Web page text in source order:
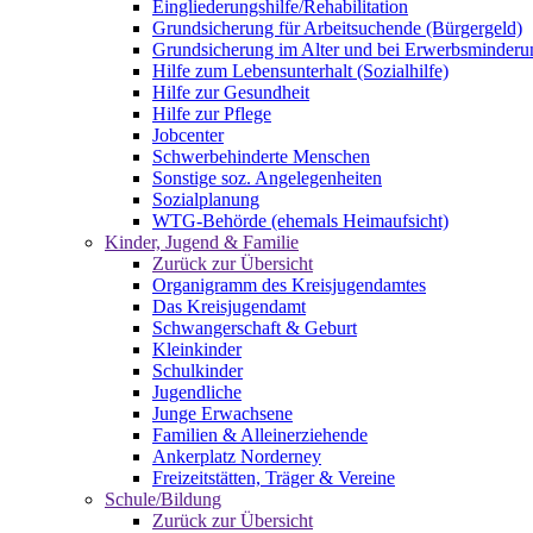
Eingliederungshilfe/Rehabilitation
Grundsicherung für Arbeitsuchende (Bürgergeld)
Grundsicherung im Alter und bei
Hilfe zum Lebensunterhalt (Sozialhilfe)
Hilfe zur Gesundheit
Hilfe zur Pflege
Jobcenter
Schwerbehinderte Menschen
Sonstige soz. Angelegenheiten
Sozialplanung
WTG-Behörde (ehemals Heimaufsicht)
Kinder, Jugend & Familie
Zurück zur Übersicht
Organigramm des Kreisjugendamtes
Das Kreisjugendamt
Schwangerschaft & Geburt
Kleinkinder
Schulkinder
Jugendliche
Junge Erwachsene
Familien & Alleinerziehende
Ankerplatz Norderney
Freizeitstätten, Träger & Vereine
Schule/Bildung
Zurück zur Übersicht